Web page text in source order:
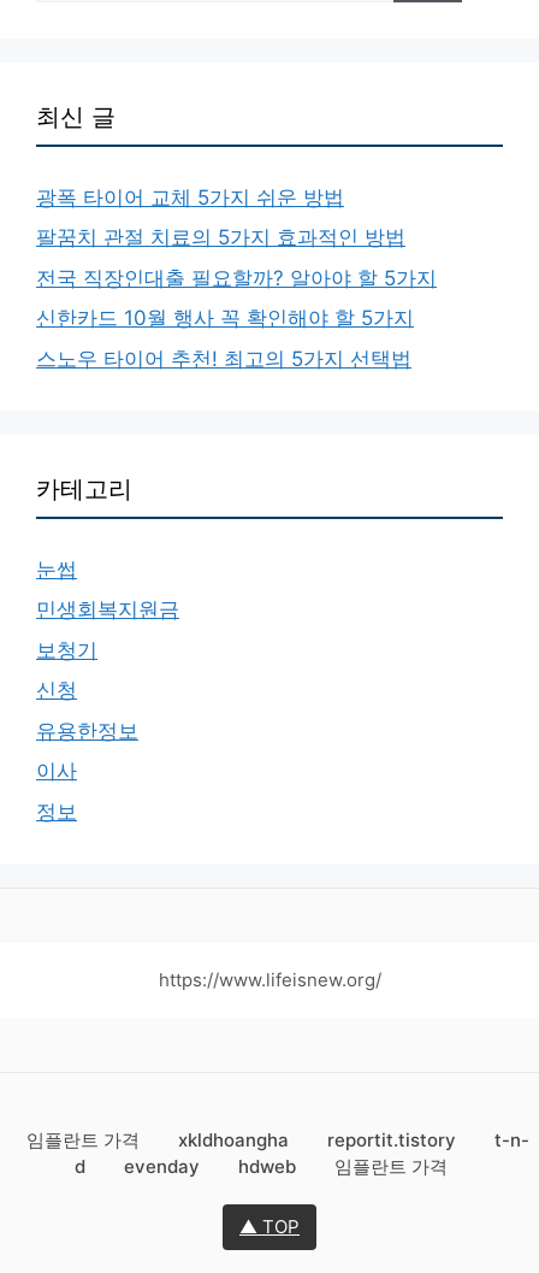
최신 글
광폭 타이어 교체 5가지 쉬운 방법
팔꿈치 관절 치료의 5가지 효과적인 방법
전국 직장인대출 필요할까? 알아야 할 5가지
신한카드 10월 행사 꼭 확인해야 할 5가지
스노우 타이어 추천! 최고의 5가지 선택법
카테고리
눈썹
민생회복지원금
보청기
신청
유용한정보
이사
정보
https://www.lifeisnew.org/
임플란트 가격 xkldhoangha reportit.tistory
t-n-
d
evenday hdweb 임플란트 가격
▲ TOP